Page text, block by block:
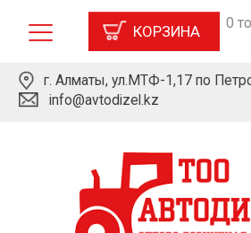
КОРЗИНА 0
г. Алматы, ул.МТФ-1,17 по
info@avtodizel.kz